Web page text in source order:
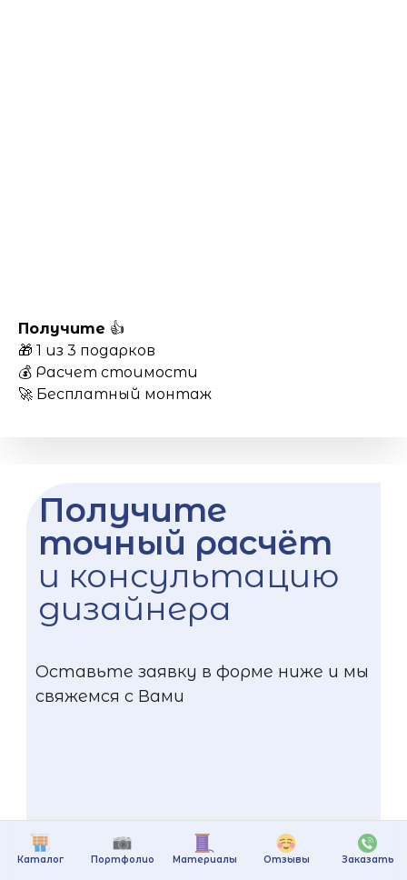
Каталог Портфолио Материалы Отзывы Заказать
Получите 👍
🎁 1 из 3 подарков
💰 Расчет стоимости
🚀 Бесплатный монтаж
Получите
точный расчёт
и консультацию
дизайнера
Оставьте заявку в форме ниже и мы
свяжемся с Вами